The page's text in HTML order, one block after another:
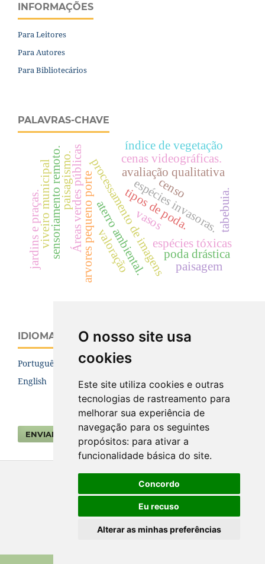
O nosso site usa
cookies
Este site utiliza cookies e outras
tecnologias de rastreamento para
melhorar sua experiência de
navegação para os seguintes
propósitos: para ativar a
funcionalidade básica do site.
Concordo
Eu recuso
Alterar as minhas preferências
INFORMAÇÕES
Para Leitores
Para Autores
Para Bibliotecários
PALAVRAS-CHAVE
Áreas verdes públicasprocessamento de imagensespécies tóxicas
espécies invasoras.
arvores pequeno porte avaliação qualitativa
tipos de poda.
paisagismo.
aterro ambiental.
cenas videográficas.
censo
poda drástica
índice de vegetação
sensoriamento remoto.
viveiro municipal
valoração
vasos
jardins e praças. tabebuia.
paisagem
IDIOMA
Português (Brasil)
English
ENVIAR SUBMISSÃO